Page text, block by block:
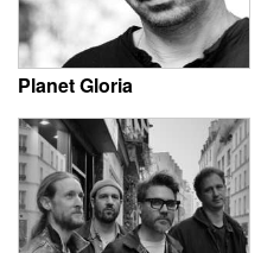
Planet Gloria